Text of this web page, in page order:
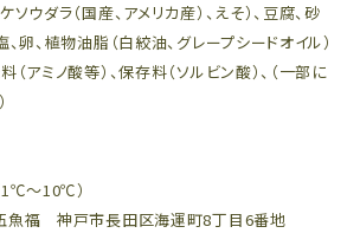
ウダラ（国産、アメリカ産）、えそ）、豆腐、砂
卵、植物油脂（白絞油、グレープシードオイル）
（アミノ酸等）、保存料（ソルビン酸）、（一部に
1℃～10℃）
魚福 神戸市長田区海運町8丁目6番地